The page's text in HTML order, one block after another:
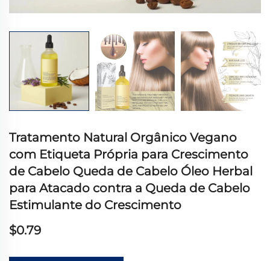
Tratamento Natural Orgânico Vegano
com Etiqueta Própria para Crescimento
de Cabelo Queda de Cabelo Óleo Herbal
para Atacado contra a Queda de Cabelo
Estimulante do Crescimento
$0.79